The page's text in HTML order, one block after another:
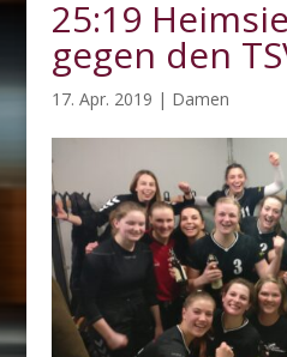
25:19
gegen den
17. Apr. 2019 | Damen